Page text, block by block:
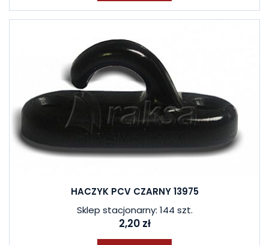
HACZYK PCV CZARNY 13975
Sklep stacjonarny: 144 szt.
2,20 zł